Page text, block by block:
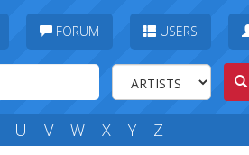
FORUM USERS
U V W X Y Z